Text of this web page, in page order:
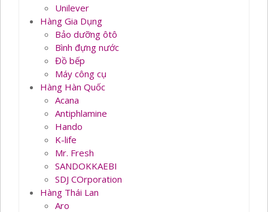
Unilever
Hàng Gia Dụng
Bảo dưỡng ôtô
Bình đựng nước
Đồ bếp
Máy công cụ
Hàng Hàn Quốc
Acana
Antiphlamine
Hando
K-life
Mr. Fresh
SANDOKKAEBI
SDJ COrporation
Hàng Thái Lan
Aro